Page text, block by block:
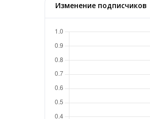
Изменение подписчиков